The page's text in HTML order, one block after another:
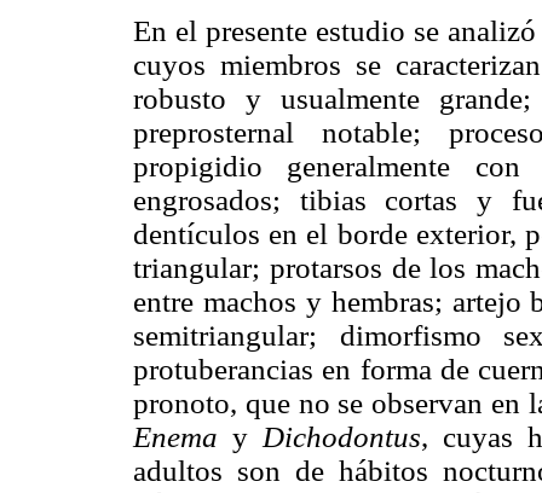
En el presente estudio se
cuyos miembros se
robusto y usualmente
preprosternal notable;
propigidio generalmente con
engrosados; tibias cortas y
dentículos en el borde exterior,
triangular; protarsos de los
entre machos y hembras; artejo
semitriangular; dimorfismo
protuberancias en forma de
pronoto, que no se observan en
Enema y Dichodontus, cuyas
adultos son de hábitos